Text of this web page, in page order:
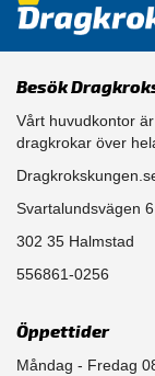
Besök
Vårt huvudkontor
dragkrokar över
Svartalundsvägen 6
302 35 Halmstad
556861-0256
Öppettider
Måndag - Fredag